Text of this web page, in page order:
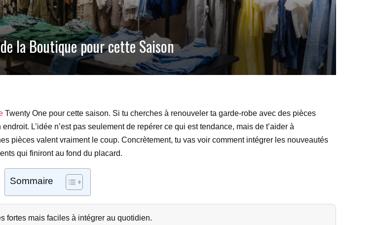
la Boutique pour cette Saison
Twenty One pour cette saison. Si tu cherches à renouveler ta garde-robe avec des pièces
L’idée n’est pas seulement de repérer ce qui est tendance, mais de t’aider à
pièces valent vraiment le coup. Concrètement, tu vas voir comment intégrer les nouveautés
qui finiront au fond du placard.
Sommaire
fortes mais faciles à intégrer au quotidien.